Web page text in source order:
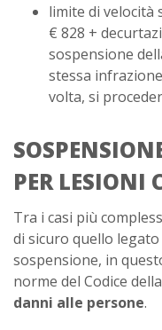
limite di velocità
€ 828 +
sospensione
stessa
volta, si
PER LESIONI
Tra i casi più
di sicuro quello
sospensione, in
norme del Codice
danni alle persone.